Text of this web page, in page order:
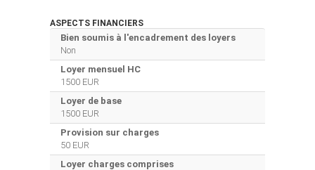
ASPECTS FINANCIERS
Bien soumis à l'encadrement des loyers
Non
Loyer mensuel HC
1500 EUR
Loyer de base
1500 EUR
Provision sur charges
50 EUR
Loyer charges comprises